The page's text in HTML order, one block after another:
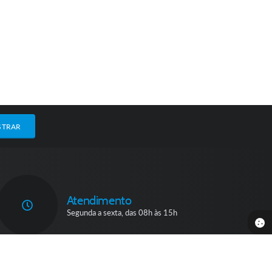
Atendimento
Segunda a sexta, das 08h às 15h